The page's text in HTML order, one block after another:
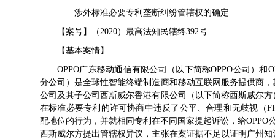
——涉外标准必要专利垄断纠纷管辖权的确定
【案号】（2020）最高法知民辖终392号
【基本案情】
OPPO广东移动通信有限公司（以下简称OPPO公司）和
分公司）是全球性智能终端制造商和移动互联网服务提供商
公司及其子公司西斯威尔香港有限公司（以下简称西斯威尔
在标准必要专利的许可协商中违反了公平、合理和无歧视（
配地位的行为，并就相同专利在不同国家提起诉讼，给
西斯威尔方提出管辖权异议，主张在案证据不足以证明广州